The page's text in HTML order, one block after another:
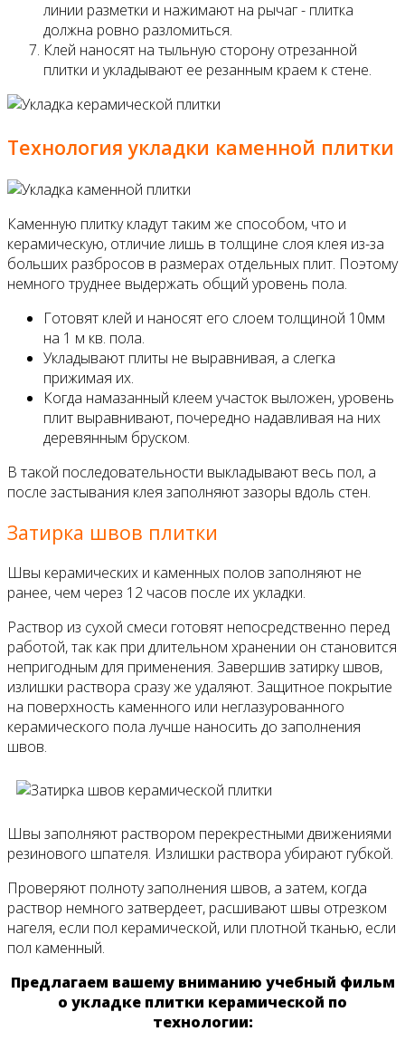
линии разметки и нажимают на рычаг - плитка
должна ровно разломиться.
Клей наносят на тыльную сторону отрезанной
плитки и укладывают ее резанным краем к стене.
Технология укладки каменной плитки
Каменную плитку кладут таким же способом, что и
керамическую, отличие лишь в толщине слоя клея из-за
больших разбросов в размерах отдельных плит. Поэтому
немного труднее выдержать общий уровень пола.
Готовят клей и наносят его слоем толщиной 10мм
на 1 м кв. пола.
Укладывают плиты не выравнивая, а слегка
прижимая их.
Когда намазанный клеем участок выложен, уровень
плит выравнивают, почередно надавливая на них
деревянным бруском.
В такой последовательности выкладывают весь пол, а
после застывания клея заполняют зазоры вдоль стен.
Затирка швов плитки
Швы керамических и каменных полов заполняют не
ранее, чем через 12 часов после их укладки.
Раствор из сухой смеси готовят непосредственно перед
работой, так как при длительном хранении он становится
непригодным для применения. Завершив затирку швов,
излишки раствора сразу же удаляют. Защитное покрытие
на поверхность каменного или неглазурованного
керамического пола лучше наносить до заполнения
швов.
Швы заполняют раствором перекрестными движениями
резинового шпателя. Излишки раствора убирают губкой.
Проверяют полноту заполнения швов, а затем, когда
раствор немного затвердеет, расшивают швы отрезком
нагеля, если пол керамической, или плотной тканью, если
пол каменный.
Предлагаем вашему вниманию учебный фильм
о укладке плитки керамической по
технологии: